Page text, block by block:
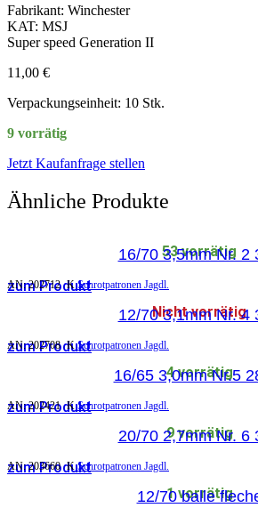
Fabrikant: Winchester
KAT: MSJ
Super speed Generation II
11,00 €
Verpackungseinheit: 10 Stk.
9 vorrätig
Jetzt Kaufanfrage stellen
Ähnliche Produkte
53 vorrätig
16/70 3,5mm Nr. 2
zum Produkt
AN:202712 K Schrotpatronen Jagdl.
Nicht vorrätig
12/70 3,1mm Nr. 4
zum Produkt
AN:202708 K Schrotpatronen Jagdl.
4 vorrätig
16/65 3,0mm Nr.5
zum Produkt
AN:202421 K Schrotpatronen Jagdl.
9 vorrätig
20/70 2,7mm Nr. 6
zum Produkt
AN:203660 K Schrotpatronen Jagdl.
1 vorrätig
12/70 balle